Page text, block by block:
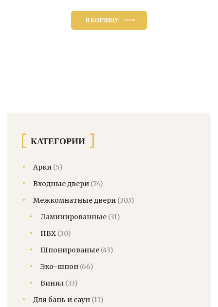
В КОРЗИНУ
КАТЕГОРИИ
Арки (5)
Входные двери (74)
Межкомнатные двери (303)
Ламинированные (31)
ПВХ (30)
Шпонированые (43)
Эко-шпон (66)
Винил (33)
Для бань и саун (11)